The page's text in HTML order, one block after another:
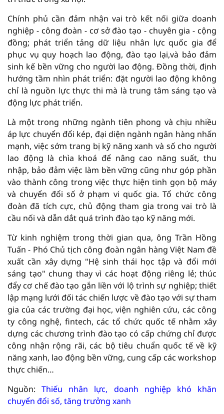
Chính phủ cần đảm nhận vai trò kết nối giữa doanh
nghiệp - công đoàn - cơ sở đào tạo - chuyên gia - cộng
đồng; phát triển tảng dữ liệu nhân lực quốc gia để
phục vụ quy hoạch lao động, đào tạo lại,và bảo đảm
sinh kế bền vững cho người lao động. Đồng thời, định
hướng tầm nhìn phát triển: đặt người lao động không
chỉ là nguồn lực thực thi mà là trung tâm sáng tạo và
động lực phát triển.
Là một trong những ngành tiên phong và chịu nhiều
áp lực chuyển đổi kép, đại diện ngành ngân hàng nhấn
mạnh, việc sớm trang bị kỹ năng xanh và số cho người
lao động là chìa khoá để nâng cao năng suất, thu
nhập, bảo đảm việc làm bền vững cũng như góp phần
vào thành công trong việc thực hiện tinh gọn bộ máy
và chuyển đổi số ở phạm vi quốc gia. Tổ chức công
đoàn đã tích cực, chủ động tham gia trong vai trò là
cầu nối và dẫn dắt quá trình đào tạo kỹ năng mới.
Từ kinh nghiệm trong thời gian qua, ông Trần Hồng
Tuấn - Phó Chủ tịch công đoàn ngân hàng Việt Nam đề
xuất cần xây dựng "Hệ sinh thái học tập và đổi mới
sáng tạo" chung thay vì các hoạt động riêng lẻ; thúc
đẩy cơ chế đào tạo gắn liền với lộ trình sự nghiệp; thiết
lập mạng lưới đối tác chiến lược về đào tạo với sự tham
gia của các trường đại học, viện nghiên cứu, các công
ty công nghệ, fintech, các tổ chức quốc tế nhằm xây
dựng các chương trình đào tạo có cấp chứng chỉ được
công nhận rộng rãi, các bộ tiêu chuẩn quốc tế về kỹ
năng xanh, lao động bền vững, cung cấp các workshop
thực chiến…
Nguồn:Thiếu nhân lực, doanh nghiệp khó khăn
chuyển đổi số, tăng trưởng xanh